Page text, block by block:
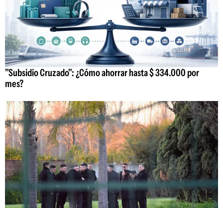
"Subsidio Cruzado": ¿Cómo ahorrar hasta $ 334.000 por
mes?